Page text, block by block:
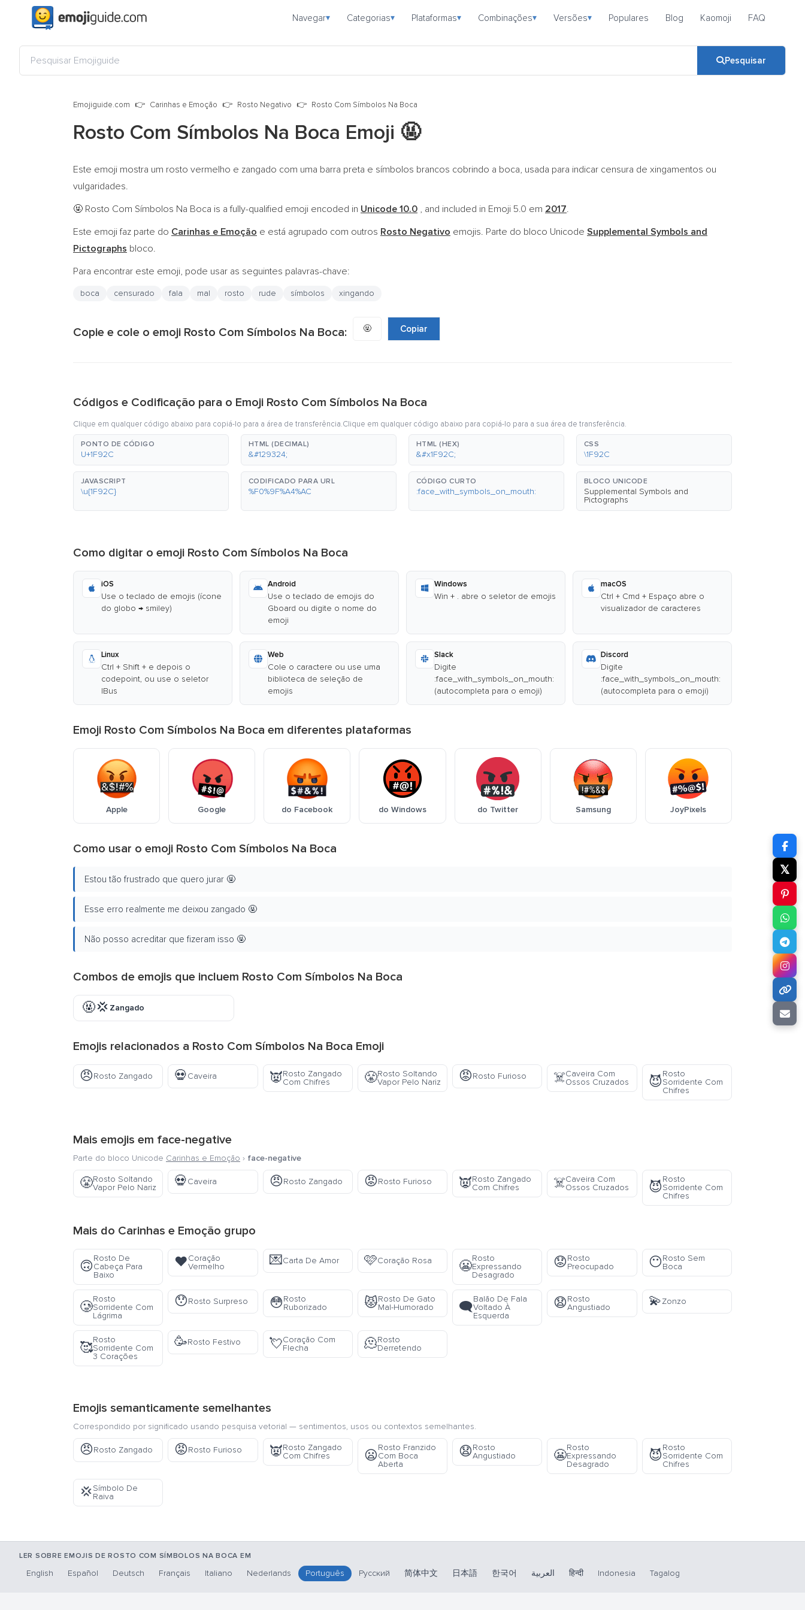
Navegar▾ Categorias▾ Plataformas▾ Combinações▾ Versões▾ Populares Blog Kaomoji FAQ
Pesquisar
Emojiguide.com Carinhas e Emoção Rosto Negativo Rosto Com Símbolos Na Boca
Rosto Com Símbolos Na Boca Emoji 🤬
Este emoji mostra um rosto vermelho e zangado com uma barra preta e símbolos brancos cobrindo a boca, usada para indicar censura de xingamentos ou
vulgaridades.
🤬 Rosto Com Símbolos Na Boca is a fully-qualified emoji encoded in Unicode 10.0 , and included in Emoji 5.0 em 2017.
Este emoji faz parte do Carinhas e Emoção e está agrupado com outros Rosto Negativo emojis. Parte do bloco Unicode Supplemental Symbols and
Pictographs bloco.
Para encontrar este emoji, pode usar as seguintes palavras-chave:
boca censurado fala mal rosto rude símbolos xingando
Copie e cole o emoji Rosto Com Símbolos Na Boca: 🤬 Copiar
Códigos e Codificação para o Emoji Rosto Com Símbolos Na Boca
Clique em qualquer código abaixo para copiá-lo para a área de transferência.Clique em qualquer código abaixo para copiá-lo para a sua área de transferência.
PONTO DE CÓDIGO
U+1F92C
HTML (DECIMAL)
&#129324;
HTML (HEX)
&#x1F92C;
CSS
\1F92C
JAVASCRIPT
\u{1F92C}
CODIFICADO PARA URL
%F0%9F%A4%AC
CÓDIGO CURTO
:face_with_symbols_on_mouth:
BLOCO UNICODE
Supplemental Symbols and
Pictographs
Como digitar o emoji Rosto Com Símbolos Na Boca
iOS
Use o teclado de emojis (ícone
do globo → smiley)
Android
Use o teclado de emojis do
Gboard ou digite o nome do
emoji
Windows
Win + . abre o seletor de emojis
macOS
Ctrl + Cmd + Espaço abre o
visualizador de caracteres
Linux
Ctrl + Shift + e depois o
codepoint, ou use o seletor
IBus
Web
Cole o caractere ou use uma
biblioteca de seleção de
emojis
Slack
Digite
:face_with_symbols_on_mouth:
(autocompleta para o emoji)
Discord
Digite
:face_with_symbols_on_mouth:
(autocompleta para o emoji)
Emoji Rosto Com Símbolos Na Boca em diferentes plataformas
Apple Google do Facebook do Windows do Twitter Samsung JoyPixels
Como usar o emoji Rosto Com Símbolos Na Boca
Estou tão frustrado que quero jurar 🤬
Esse erro realmente me deixou zangado 🤬
Não posso acreditar que fizeram isso 🤬
Combos de emojis que incluem Rosto Com Símbolos Na Boca
🤬💢 Zangado
Emojis relacionados a Rosto Com Símbolos Na Boca Emoji
😠Rosto Zangado 💀Caveira 👿Rosto Zangado
Com Chifres
😤Rosto Soltando
Vapor Pelo Nariz
😡Rosto Furioso ☠️Caveira Com
Ossos Cruzados
😈
Rosto
Sorridente Com
Chifres
Mais emojis em face-negative
Parte do bloco Unicode Carinhas e Emoção › face-negative
😤Rosto Soltando
Vapor Pelo Nariz
💀Caveira 😠Rosto Zangado 😡Rosto Furioso 👿Rosto Zangado
Com Chifres
☠️Caveira Com
Ossos Cruzados
😈
Rosto
Sorridente Com
Chifres
Mais do Carinhas e Emoção grupo
🙃
Rosto De
Cabeça Para
Baixo
❤️Coração
Vermelho
💌Carta De Amor 🩷Coração Rosa 😬
Rosto
Expressando
Desagrado
😟Rosto
Preocupado
😶Rosto Sem
Boca
🥲
Rosto
Sorridente Com
Lágrima
😯Rosto Surpreso 😳Rosto
Ruborizado
😾Rosto De Gato
Mal-Humorado
🗨️
Balão De Fala
Voltado À
Esquerda
😧Rosto
Angustiado
💫Zonzo
🥰
Rosto
Sorridente Com
3 Corações
🥳Rosto Festivo 💘Coração Com
Flecha
🫠Rosto
Derretendo
Emojis semanticamente semelhantes
Correspondido por significado usando pesquisa vetorial — sentimentos, usos ou contextos semelhantes.
😠Rosto Zangado 😡Rosto Furioso 👿Rosto Zangado
Com Chifres
😦
Rosto Franzido
Com Boca
Aberta
😧Rosto
Angustiado
😬
Rosto
Expressando
Desagrado
😈
Rosto
Sorridente Com
Chifres
💢Símbolo De
Raiva
𝕏
LER SOBRE EMOJIS DE ROSTO COM SÍMBOLOS NA BOCA EM
English Español Deutsch Français Italiano Nederlands Português Русский 简体中文 日本語 한국어 العربية हिन्दी Indonesia Tagalog